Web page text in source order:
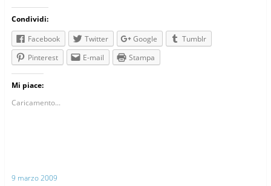
Condividi:
Facebook
Twitter Google
Tumblr
Pinterest
E-mail Stampa
Mi piace:
Caricamento...
9 marzo 2009